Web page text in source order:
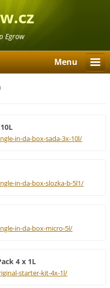
Egrow
Menu
in-da-box-sada-3x-10l/
in-da-box-slozka-b-5l1/
in-da-box-micro-5l/
4 x 1L
starter-kit-4x-1l/